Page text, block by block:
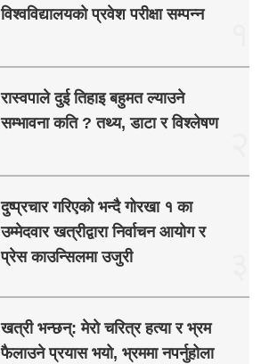
विश्वविद्यालयको प्रवेश परीक्षा सम्पन्न
रास्वपाले दुई तिहाइ बहुमत ल्याउने
सम्भावना कति ? तथ्य, डाटा र विश्लेषण
दुष्प्रचार गरिएको भन्दै गोरखा १ का
उम्मेदवार खत्रीद्वारा निर्वाचन आयोग र
प्रेस काउन्सिलमा उजुरी
खत्री भन्छन्: मेरो चरित्र हत्या र भ्रम
फैलाउने प्रयास भयो, भ्रममा नपर्नुहोला